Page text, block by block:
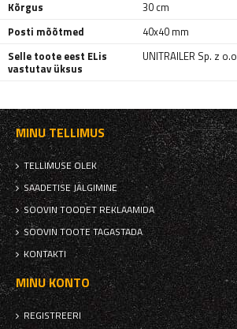
Kõrgus
30 cm
Posti mõõtmed
40x40 mm
Selle toote eest ELis
vastutav üksus
UNITRAILER Sp. z o.o
MINU TELLIMUS
TELLIMUSE OLEK
SAADETISE JÄLGIMINE
SOOVIN TOODET REKLAAMIDA
SOOVIN TOOTE TAGASTADA
KONTAKTI
MINU KONTO
REGISTREERI